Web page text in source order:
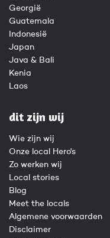
Georgië
Guatemala
Indonesië
Japan
Java & Bali
Kenia
Laos
dit zijn wij
Wie zijn wij
Onze local Hero's
Zo werken wij
Local stories
Blog
Meet the locals
Algemene voorwaarden
Disclaimer